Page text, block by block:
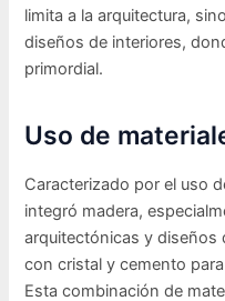
limita a la arquitectura,
diseños de interiores,
primordial.
Uso de
Caracterizado por el uso
integró madera,
arquitectónicas y diseños
con cristal y cemento
Esta combinación de